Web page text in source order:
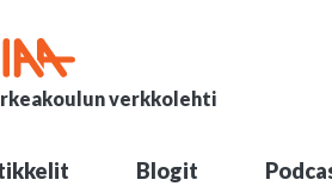
verkkolehti
Blogit